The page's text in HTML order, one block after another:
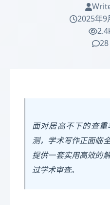
2025年9
面对居高不下的查
测，学术写作正面临
提供一套实用高效的
过学术审查。